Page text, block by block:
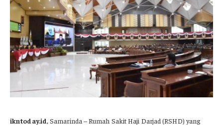
ikntoday.id, Samarinda – Rumah Sakit Haji Darjad (RSHD) yang